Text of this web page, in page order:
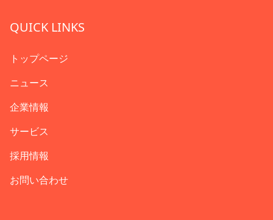
QUICK LINKS
トップページ
ニュース
企業情報
サービス
採用情報
お問い合わせ